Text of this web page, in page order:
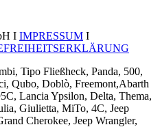
I IMPRESSUM I
Tipo Fließheck, Panda, 500,
Qubo, Doblò, Freemont,Abarth
Lancia Ypsilon, Delta, Thema,
Giulietta, MiTo, 4C, Jeep
Cherokee, Jeep Wrangler,